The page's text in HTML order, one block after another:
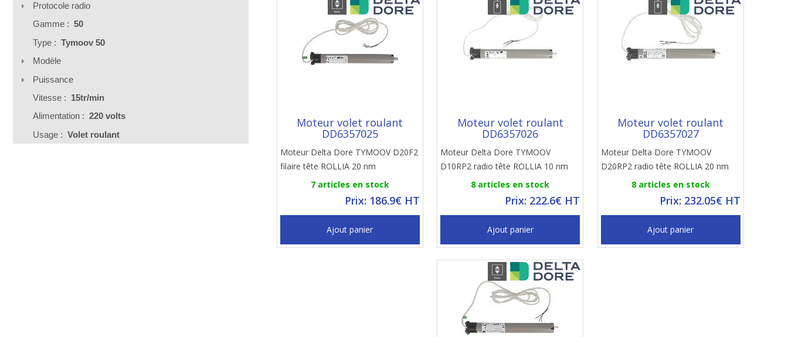
Protocole radio
Gamme : 50
Type : Tymoov 50
Modèle
Puissance
Vitesse : 15tr/min
Alimentation : 220 volts
Usage : Volet roulant
Moteur volet roulant
DD6357025
Moteur Delta Dore TYMOOV D20F2
filaire tête ROLLIA 20 nm
7 articles en stock
Prix: 186.9€ HT
Ajout panier
Moteur volet roulant
DD6357026
Moteur Delta Dore TYMOOV
D10RP2 radio tête ROLLIA 10 nm
8 articles en stock
Prix: 222.6€ HT
Ajout panier
Moteur volet roulant
DD6357027
Moteur Delta Dore TYMOOV
D20RP2 radio tête ROLLIA 20 nm
8 articles en stock
Prix: 232.05€ HT
Ajout panier